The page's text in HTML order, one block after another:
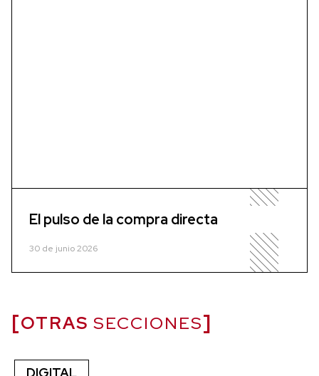
El pulso de la compra directa
30 de junio 2026
OTRAS SECCIONES
DIGITAL